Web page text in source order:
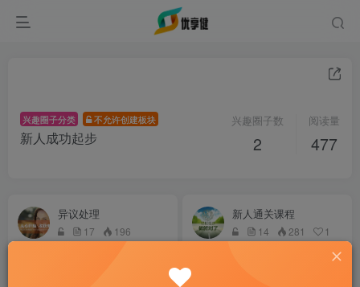
兴趣圈子分类 不允许创建板块
新人成功起步
兴趣圈子数
2
阅读量
477
异议处理
17 196
新人通关课程
14 281 1